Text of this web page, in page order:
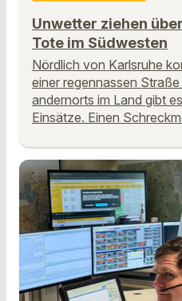
Unwetter ziehen
Tote im Südwesten
Nördlich von Karlsruhe
einer regennassen
andernorts im Land gibt
Einsätze. Einen